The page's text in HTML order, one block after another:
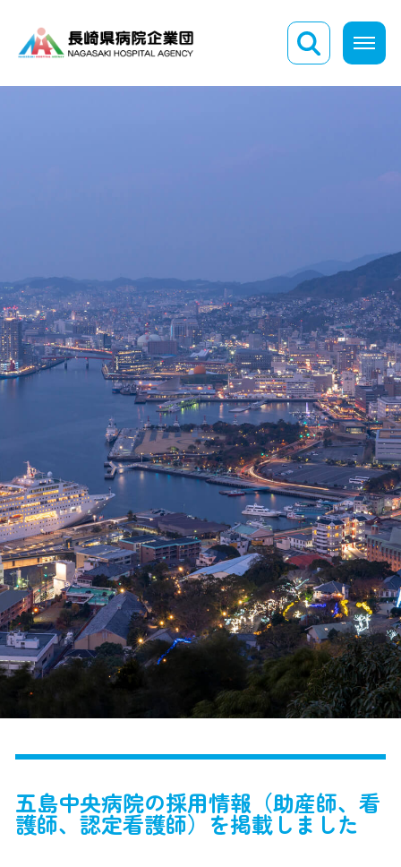
五島中央病院の採用情報（助産師、看
護師、認定看護師）を掲載しました